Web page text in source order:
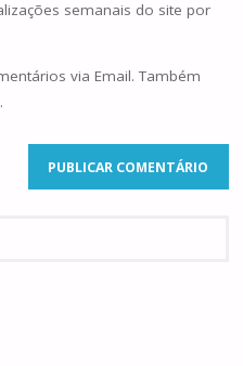
semanais do site por
via Email. Também